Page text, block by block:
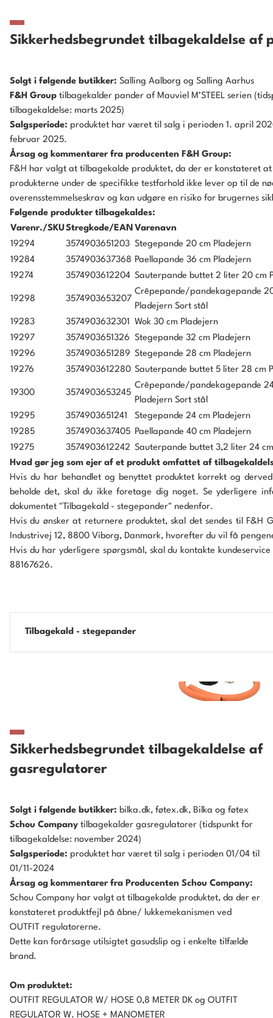
Sikkerhedsbegrundet tilbagekaldelse af
Solgt i følgende butikker: Salling Aalborg og Salling Aarhus
F&H Group tilbagekalder pander af Mauviel M’STEEL serien
tilbagekaldelse: marts 2025)
Salgsperiode: produktet har været til salg i perioden 1. april
februar 2025.
Årsag og kommentarer fra producenten F&H Group:
F&H har valgt at tilbagekalde produktet, da der er konstateret at
produkterne under de specifikke testforhold ikke lever op til de
overensstemmelseskrav og kan udgøre en risiko for brugernes
Følgende produkter tilbagekaldes:
Varenr./SKUStregkode/EAN Varenavn
19294
3574903651203 Stegepande 20 cm Pladejern
19284
3574903637368 Paellapande 36 cm Pladejern
19274
3574903612204 Sauterpande buttet 2 liter 20 cm
19298 3574903653207
Crêpepande/pandekagepande
Pladejern Sort stål
19283
3574903632301 Wok 30 cm Pladejern
19297
3574903651326 Stegepande 32 cm Pladejern
19296
3574903651289 Stegepande 28 cm Pladejern
19276
3574903612280 Sauterpande buttet 5 liter 28 cm
19300 3574903653245
Crêpepande/pandekagepande
Pladejern Sort stål
19295
3574903651241
Stegepande 24 cm Pladejern
19285
3574903637405 Paellapande 40 cm Pladejern
19275
3574903612242 Sauterpande buttet 3,2 liter 24
Hvad gør jeg som ejer af et produkt omfattet af
Hvis du har behandlet og benyttet produktet korrekt og
beholde det, skal du ikke foretage dig noget. Se yderligere
dokumentet "Tilbagekald - stegepander" nedenfor.
Hvis du ønsker at returnere produktet, skal det sendes til F&H
Industrivej 12, 8800 Viborg, Danmark, hvorefter du vil få
Hvis du har yderligere spørgsmål, skal du kontakte
88167626.
Tilbagekald - stegepander
Sikkerhedsbegrundet tilbagekaldelse af
gasregulatorer
Solgt i følgende butikker: bilka.dk, føtex.dk, Bilka og føtex
Schou Company tilbagekalder gasregulatorer (tidspunkt for
tilbagekaldelse: november 2024)
Salgsperiode: produktet har været til salg i perioden 01/04 til
01/11-2024
Årsag og kommentarer fra Producenten Schou Company:
Schou Company har valgt at tilbagekalde produktet, da der er
konstateret produktfejl på åbne/ lukkemekanismen ved
OUTFIT regulatorerne.
Dette kan forårsage utilsigtet gasudslip og i enkelte tilfælde
brand.
Om produktet:
OUTFIT REGULATOR W/ HOSE 0,8 METER DK og OUTFIT
REGULATOR W. HOSE + MANOMETER